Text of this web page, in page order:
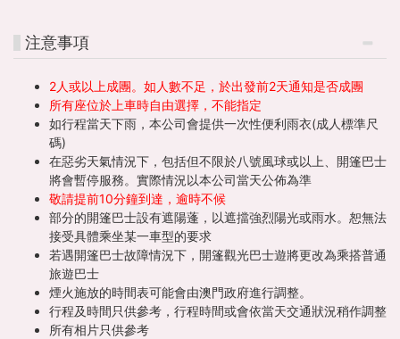
注意事項
2人或以上成團。如人數不足，於出發前2天通知是否成團
所有座位於上車時自由選擇，不能指定
如行程當天下雨，本公司會提供一次性便利雨衣(成人標準尺
碼)
在惡劣天氣情況下，包括但不限於八號風球或以上、開篷巴士
將會暫停服務。實際情況以本公司當天公佈為準
敬請提前10分鐘到達，逾時不候
部分的開篷巴士設有遮陽蓬，以遮擋強烈陽光或雨水。恕無法
接受具體乘坐某一車型的要求
若遇開篷巴士故障情況下，開篷觀光巴士遊將更改為乘搭普通
旅遊巴士
煙火施放的時間表可能會由澳門政府進行調整。
行程及時間只供參考，行程時間或會依當天交通狀況稍作調整
所有相片只供參考